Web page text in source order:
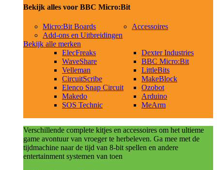
Bekijk alles voor BBC Micro:Bit
Micro:Bit Boards
Add-ons en Uitbreidingen
Accessoires
Bekijk alle merken
ElecFreaks
WaveShare
Velleman
CircuitScribe
Elenco Snap Circuit
Makedo
SOS Technic
Dexter Industries
BBC Micro:Bit
LittleBits
MakeBlock
Ozobot
Arduino
MeArm
Verschillende complete kitjes en accessoires om het ultieme
game avontuur van vroeger te herbeleven. Ga mee met de
tijdmachine naar de tijd van 8-bit spellen en andere
entertainment systemen van toen